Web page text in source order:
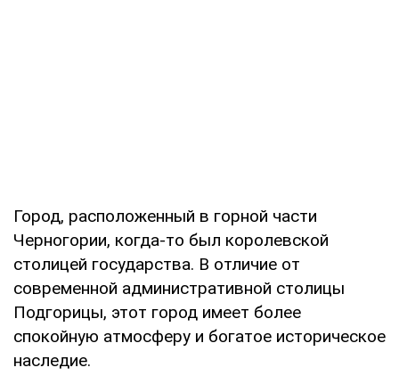
Город, расположенный в горной части
Черногории, когда-то был королевской
столицей государства. В отличие от
современной административной столицы
Подгорицы, этот город имеет более
спокойную атмосферу и богатое историческое
наследие.